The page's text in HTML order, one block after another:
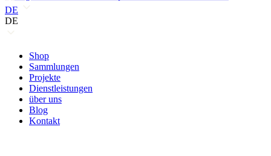
DE
DE
Shop
Sammlungen
Projekte
Dienstleistungen
über uns
Blog
Kontakt